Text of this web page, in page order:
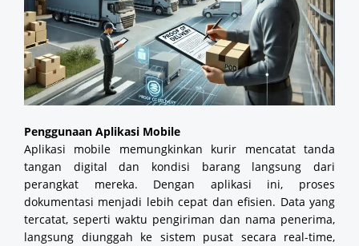
Penggunaan Aplikasi Mobile
Aplikasi mobile memungkinkan kurir mencatat tanda
tangan digital dan kondisi barang langsung dari
perangkat mereka. Dengan aplikasi ini, proses
dokumentasi menjadi lebih cepat dan efisien. Data yang
tercatat, seperti waktu pengiriman dan nama penerima,
langsung diunggah ke sistem pusat secara real-time,